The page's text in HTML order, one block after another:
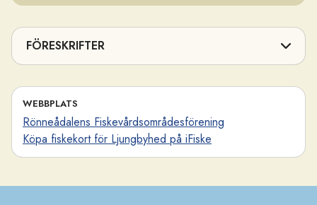
genom Klippans Sportfiskeklubb (Preemmacken
Klippan).Övrigt område enligt respektive fiskerättsinnehavare.
FÖRESKRIFTER
WEBBPLATS
Rönneådalens Fiskevårdsområdesförening
Köpa fiskekort för Ljungbyhed på iFiske